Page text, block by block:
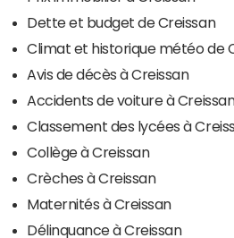
Dette et budget de Creissan
Climat et historique météo de
Avis de décès à Creissan
Accidents de voiture à
Classement des lycées à
Collège à Creissan
Crèches à Creissan
Maternités à Creissan
Délinquance à Creissan